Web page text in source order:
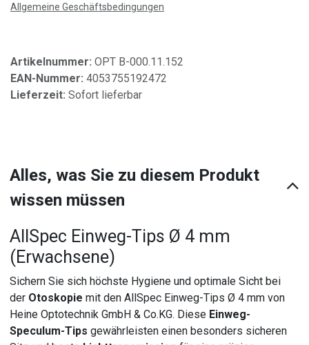
Allgemeine Geschäftsbedingungen
Artikelnummer: OPT B-000.11.152
EAN-Nummer: 4053755192472
Lieferzeit: Sofort lieferbar
Alles, was Sie zu diesem Produkt
wissen müssen
AllSpec Einweg-Tips Ø 4 mm
(Erwachsene)
Sichern Sie sich höchste Hygiene und optimale Sicht bei
der Otoskopie mit den AllSpec Einweg-Tips Ø 4 mm von
Heine Optotechnik GmbH & Co.KG. Diese Einweg-
Speculum-Tips gewährleisten einen besonders sicheren